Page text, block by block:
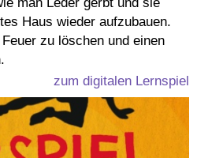
Haus wieder aufzubauen.
zu löschen und einen
zum digitalen Lernspiel